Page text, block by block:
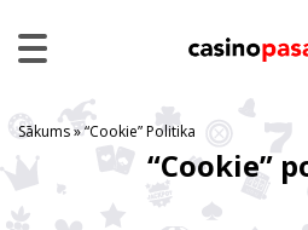
Sākums»“Cookie” Politika
“Cookie”